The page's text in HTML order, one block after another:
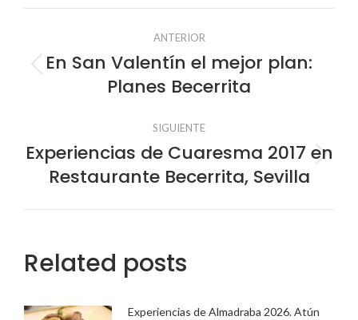
Navegación
entre
publicaciones
ANTERIOR
Publicación
anterior:
En San Valentín el mejor plan:
Planes Becerrita
SIGUIENTE
Publicación
siguiente:
Experiencias de Cuaresma 2017 en
Restaurante Becerrita, Sevilla
Related posts
Experiencias de Almadraba 2026. Atún